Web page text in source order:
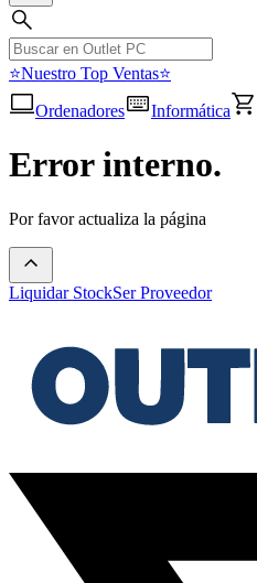
⭐Nuestro Top Ventas⭐
Ordenadores
Informática
Error interno.
Por favor actualiza la página
Liquidar StockSer Proveedor